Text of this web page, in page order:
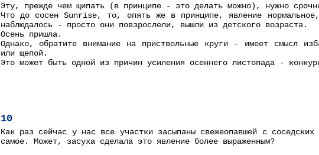
Эту, прежде чем щипать (в принципе - это делать можно), нужно
Что до сосен Sunrise, то, опять же в принципе, явление
наблюдалось - просто они повзрослели, вышли из детского возраста.
Осень пришла.
Однако, обратите внимание на приствольные круги - имеет смысл
или щепой.
Это может быть одной из причин усиления осеннего листопада -
10
Как раз сейчас у нас все участки засыпаны свежеопавшей с
самое. Может, засуха сделала это явление более выраженным?